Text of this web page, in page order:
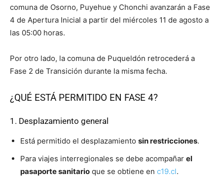
comuna de Osorno, Puyehue y Chonchi avanzarán a Fase
4 de Apertura Inicial a partir del miércoles 11 de agosto a
las 05:00 horas.
Por otro lado, la comuna de Puqueldón retrocederá a
Fase 2 de Transición durante la misma fecha.
¿QUÉ ESTÁ PERMITIDO EN FASE 4?
1. Desplazamiento general
Está permitido el desplazamiento sin restricciones.
Para viajes interregionales se debe acompañar el
pasaporte sanitario que se obtiene en c19.cl.